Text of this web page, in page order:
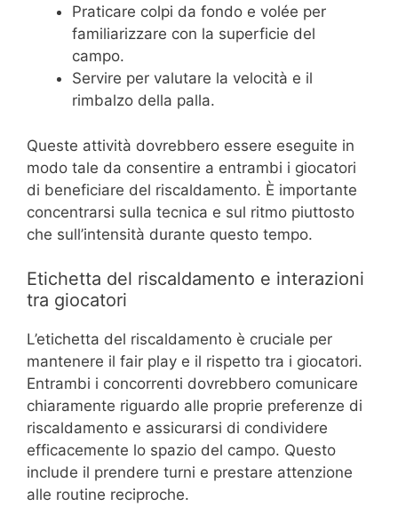
Praticare colpi da fondo e volée per
familiarizzare con la superficie del
campo.
Servire per valutare la velocità e il
rimbalzo della palla.
Queste attività dovrebbero essere eseguite in
modo tale da consentire a entrambi i giocatori
di beneficiare del riscaldamento. È importante
concentrarsi sulla tecnica e sul ritmo piuttosto
che sull’intensità durante questo tempo.
Etichetta del riscaldamento e interazioni
tra giocatori
L’etichetta del riscaldamento è cruciale per
mantenere il fair play e il rispetto tra i giocatori.
Entrambi i concorrenti dovrebbero comunicare
chiaramente riguardo alle proprie preferenze di
riscaldamento e assicurarsi di condividere
efficacemente lo spazio del campo. Questo
include il prendere turni e prestare attenzione
alle routine reciproche.